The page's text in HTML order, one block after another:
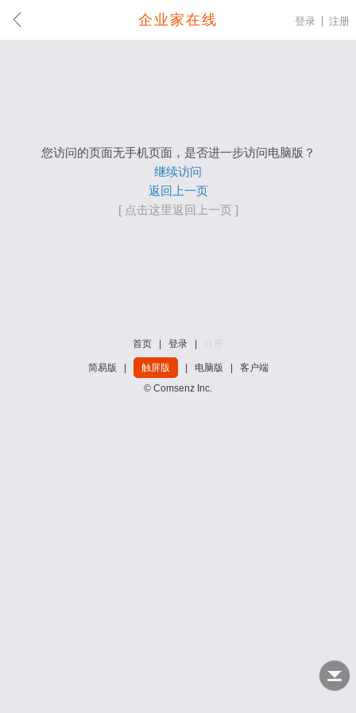
企业家在线 登录 注册
您访问的页面无手机页面，是否进一步访问电脑版？
继续访问
返回上一页
[ 点击这里返回上一页 ]
首页 登录
简易版 触屏版 电脑版
客户端
© Comsenz Inc.